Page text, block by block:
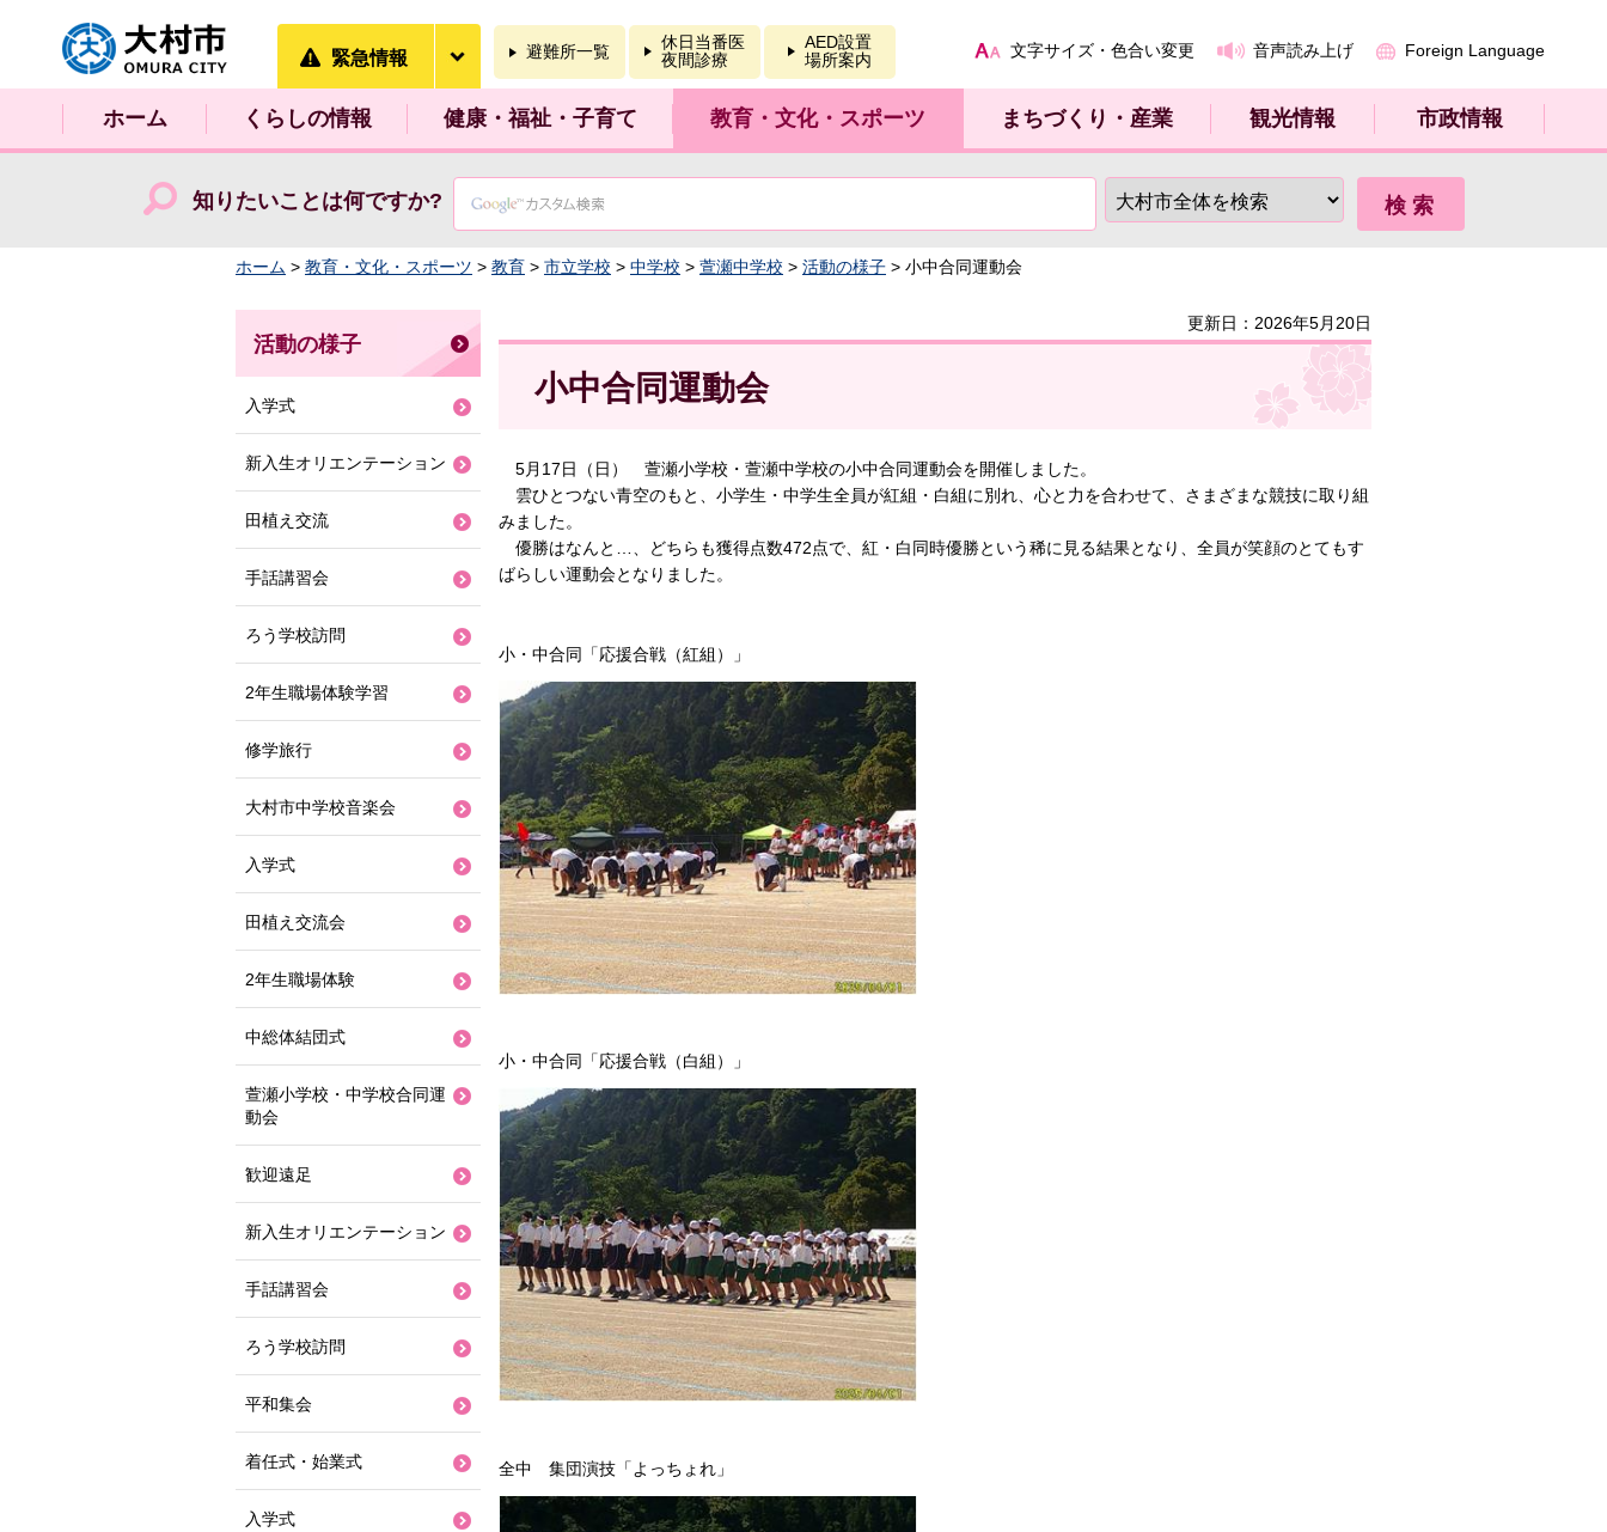
大村市
緊急情報 避難所一覧
休日当番医
夜間診療
AED設置
場所案内
文字サイズ・色合い変更 音声読み上げ Foreign Language
ホーム くらしの情報 健康・福祉・子育て 教育・文化・スポーツ まちづくり・産業 観光情報 市政情報
知りたいことは何ですか?
ホーム > 教育・文化・スポーツ > 教育 > 市立学校 > 中学校 > 萱瀬中学校 > 活動の様子 > 小中合同運動会
更新日：2026年5月20日
小中合同運動会
5月17日（日） 萱瀬小学校・萱瀬中学校の小中合同運動会を開催しました。
雲ひとつない青空のもと、小学生・中学生全員が紅組・白組に別れ、心と力を合わせて、さまざまな競技に取り組
みました。
優勝はなんと…、どちらも獲得点数472点で、紅・白同時優勝という稀に見る結果となり、全員が笑顔のとてもす
ばらしい運動会となりました。
小・中合同「応援合戦（紅組）」
小・中合同「応援合戦（白組）」
全中 集団演技「よっちょれ」
活動の様子
入学式
新入生オリエンテーション
田植え交流
手話講習会
ろう学校訪問
2年生職場体験学習
修学旅行
大村市中学校音楽会
入学式
田植え交流会
2年生職場体験
中総体結団式
萱瀬小学校・中学校合同運
動会
歓迎遠足
新入生オリエンテーション
手話講習会
ろう学校訪問
平和集会
着任式・始業式
入学式